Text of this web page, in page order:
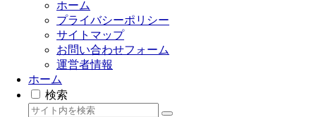
ホーム
プライバシーポリシー
サイトマップ
お問い合わせフォーム
運営者情報
ホーム
検索